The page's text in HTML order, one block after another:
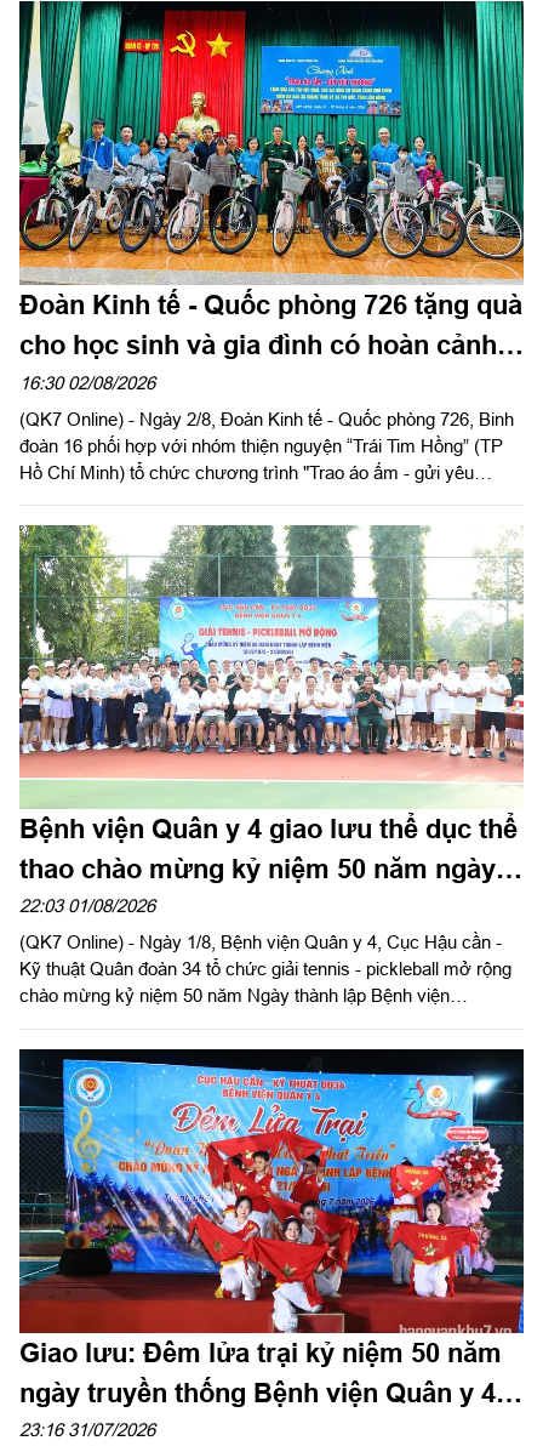
- dân, xây dựng "thế trận lòng dân" vững chắc, tạo nền tảng để
đơn vị hoàn thành thắng lợi nhiệm vụ huấn luyện, sẵn sàng
chiến đấu và xây dựng địa bàn an toàn.
Đoàn Kinh tế - Quốc phòng 726 tặng quà
cho học sinh và gia đình có hoàn cảnh
khó khăn
16:30 02/08/2026
(QK7 Online) - Ngày 2/8, Đoàn Kinh tế - Quốc phòng 726, Binh
đoàn 16 phối hợp với nhóm thiện nguyện “Trái Tim Hồng” (TP
Hồ Chí Minh) tổ chức chương trình "Trao áo ấm - gửi yêu
các gia đình có hoàn cảnh khó khăn trên địa bàn hai xã Tuy
Đức và Quảng Trực, tỉnh Lâm Đồng.
Bệnh viện Quân y 4 giao lưu thể dục thể
thao chào mừng kỷ niệm 50 năm ngày
thành lập
22:03 01/08/2026
(QK7 Online) - Ngày 1/8, Bệnh viện Quân y 4, Cục Hậu cần -
Kỹ thuật Quân đoàn 34 tổ chức giải tennis - pickleball mở rộng
chào mừng kỷ niệm 50 năm Ngày thành lập Bệnh viện
lệnh, Tham mưu trưởng Quân đoàn 34 dự và giao lưu tại giải.
Giao lưu: Đêm lửa trại kỷ niệm 50 năm
ngày truyền thống Bệnh viện Quân y 4,
Quân đoàn 34
23:16 31/07/2026